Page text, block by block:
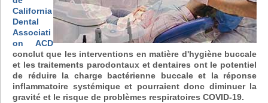
California
Dental
Associati
on ACD
conclut que les interventions en matière d'hygiène buccale
et les traitements parodontaux et dentaires ont le potentiel
de réduire la charge bactérienne buccale et la réponse
inflammatoire systémique et pourraient donc diminuer la
gravité et le risque de problèmes respiratoires COVID-19.